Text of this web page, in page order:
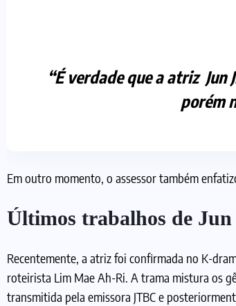
“É verdade que a atriz Jun
porém
Em outro momento, o assessor também
Últimos trabalhos de
Recentemente, a atriz foi confirmada no K-
roteirista Lim Mae Ah-Ri. A trama mistura os
transmitida pela emissora JTBC e